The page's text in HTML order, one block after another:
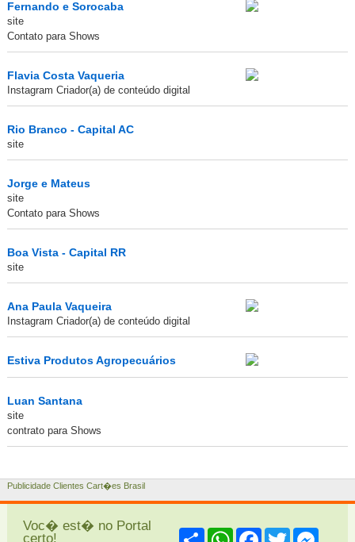
Fernando e Sorocaba
site
Contato para Shows
Flavia Costa Vaqueria
Instagram Criador(a) de conteúdo digital
Rio Branco - Capital AC
site
Jorge e Mateus
site
Contato para Shows
Boa Vista - Capital RR
site
Ana Paula Vaqueira
Instagram Criador(a) de conteúdo digital
Estiva Produtos Agropecuários
Luan Santana
site
contrato para Shows
Publicidade Clientes Cart�es Brasil
Voc� est� no Portal
certo!
ShareWhatsAppFacebook
Twitter